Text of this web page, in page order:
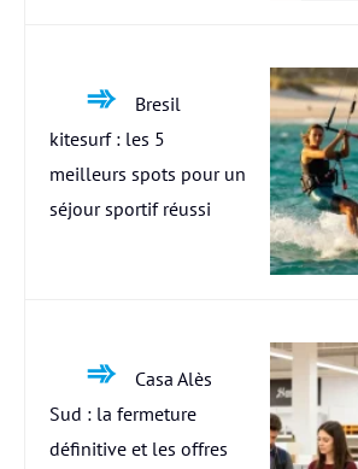
Bresil
kitesurf : les 5
meilleurs spots pour un
séjour sportif réussi
Casa Alès
Sud : la fermeture
définitive et les offres